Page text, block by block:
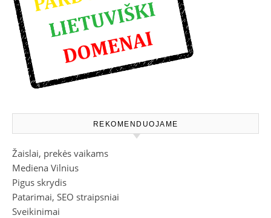
REKOMENDUOJAME
Žaislai, prekės vaikams
Mediena Vilnius
Pigus skrydis
Patarimai, SEO straipsniai
Sveikinimai